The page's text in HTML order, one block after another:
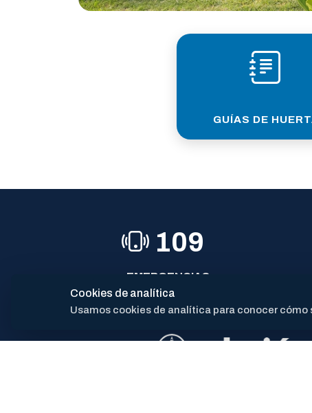
GUÍAS DE
109
EMERGENCIAS
Cookies de analítica
Usamos cookies de analítica para conocer